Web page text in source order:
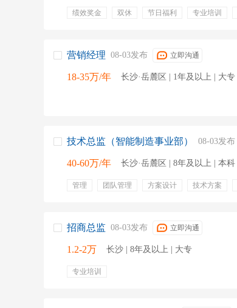
绩效奖金 双休 节日福利 专业培训
营销经理 08-03发布 立即沟通
18-35万/年 长沙·岳麓区 | 1年及以上 | 大专
技术总监（智能制造事业部） 08-03发布
40-60万/年 长沙·岳麓区 | 8年及以上 | 本科
管理 团队管理 方案设计 技术方案
招商总监 08-03发布 立即沟通
1.2-2万 长沙 | 8年及以上 | 大专
专业培训